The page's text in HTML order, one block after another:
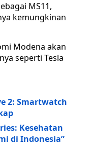
MS11,
kemungkinan
Modena akan
seperti Tesla
2: Smartwatch
Kesehatan
di Indonesia”